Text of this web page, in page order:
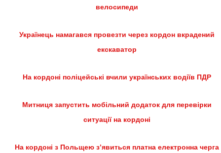
велосипеди
Українець намагався провезти через кордон вкрадений
екскаватор
На кордоні поліцейські вчили українських водіїв ПДР
Митниця запустить мобільний додаток для перевірки
ситуації на кордоні
На кордоні з Польщею з’явиться платна електронна черга